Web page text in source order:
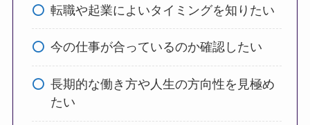
転職や起業によいタイミングを知りたい
今の仕事が合っているのか確認したい
長期的な働き方や人生の方向性を見極め
たい